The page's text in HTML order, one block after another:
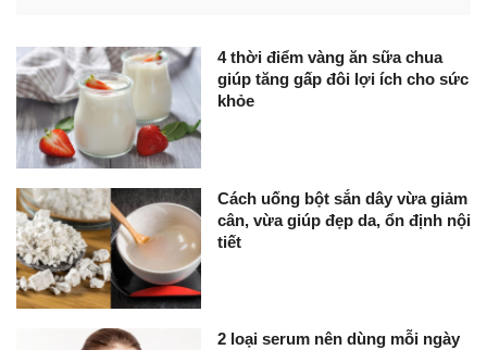
4 thời điểm vàng ăn sữa chua
giúp tăng gấp đôi lợi ích cho sức
khỏe
Cách uống bột sắn dây vừa giảm
cân, vừa giúp đẹp da, ổn định nội
tiết
2 loại serum nên dùng mỗi ngày